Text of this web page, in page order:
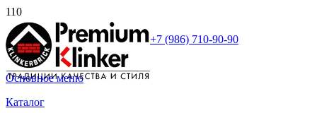
+7 (986) 710-90-90
Основное меню
Каталог